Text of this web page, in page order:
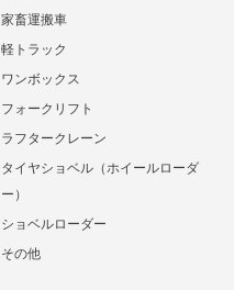
家畜運搬車
軽トラック
ワンボックス
フォークリフト
ラフタークレーン
タイヤショベル（ホイールローダ
ー）
ショベルローダー
その他